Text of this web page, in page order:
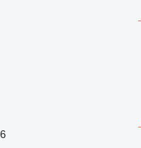
6